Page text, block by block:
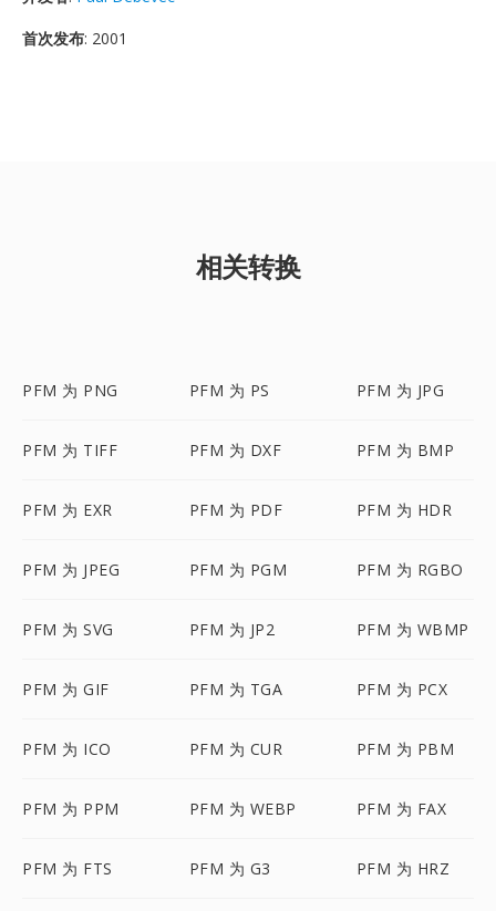
首次发布: 2001
相关转换
PFM 为 PNG PFM 为 PS PFM 为 JPG
PFM 为 TIFF PFM 为 DXF PFM 为 BMP
PFM 为 EXR PFM 为 PDF PFM 为 HDR
PFM 为 JPEG PFM 为 PGM PFM 为 RGBO
PFM 为 SVG PFM 为 JP2 PFM 为 WBMP
PFM 为 GIF PFM 为 TGA PFM 为 PCX
PFM 为 ICO PFM 为 CUR PFM 为 PBM
PFM 为 PPM PFM 为 WEBP PFM 为 FAX
PFM 为 FTS PFM 为 G3 PFM 为 HRZ